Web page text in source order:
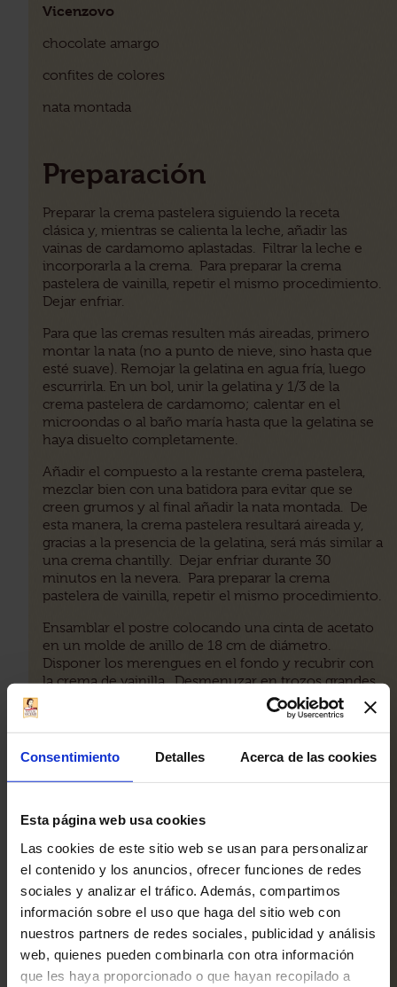
Consentimiento Detalles Acerca de las cookies
Esta página web usa cookies
Las cookies de este sitio web se usan para personalizar
el contenido y los anuncios, ofrecer funciones de redes
sociales y analizar el tráfico. Además, compartimos
información sobre el uso que haga del sitio web con
nuestros partners de redes sociales, publicidad y análisis
web, quienes pueden combinarla con otra información
que les haya proporcionado o que hayan recopilado a
Vicenzovo
chocolate amargo
confites de colores
nata montada
Preparación
Preparar la crema pastelera siguiendo la receta
clásica y, mientras se calienta la leche, añadir las
vainas de cardamomo aplastadas. Filtrar la leche e
incorporarla a la crema. Para preparar la crema
pastelera de vainilla, repetir el mismo procedimiento.
Dejar enfriar.
Para que las cremas resulten más aireadas, primero
montar la nata (no a punto de nieve, sino hasta que
esté suave). Remojar la gelatina en agua fría, luego
escurrirla. En un bol, unir la gelatina y 1/3 de la
crema pastelera de cardamomo; calentar en el
microondas o al baño maría hasta que la gelatina se
haya disuelto completamente.
Añadir el compuesto a la restante crema pastelera,
mezclar bien con una batidora para evitar que se
creen grumos y al final añadir la nata montada. De
esta manera, la crema pastelera resultará aireada y,
gracias a la presencia de la gelatina, será más similar a
una crema chantilly. Dejar enfriar durante 30
minutos en la nevera. Para preparar la crema
pastelera de vainilla, repetir el mismo procedimiento.
Ensamblar el postre colocando una cinta de acetato
en un molde de anillo de 18 cm de diámetro.
Disponer los merengues en el fondo y recubrir con
la crema de vainilla. Desmenuzar en trozos grandes
y crear una capa uniforme. Rociar
ligeramente con un sirope de ron preparado
llevando a ebullición el agua y el azúcar y añadiendo
el vasito de ron.
Con una espátula, distribuir uniformemente una
nevera durante al menos 1-2 horas.
En época pascual, es posible decorar el postre con
un nido de chocolate, preparado utilizando un
molde semiesférico. Fundir el chocolate y verterlo
en el molde para darle forma; dejar enfriar para que
se solidifique a temperatura ambiente. Si se utiliza la
parte externa del molde será más fácil despegar el
nido cuando sea necesario.